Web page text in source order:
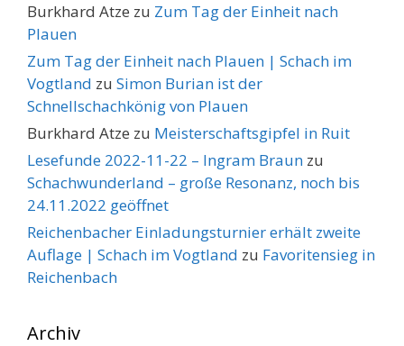
Burkhard Atze zu Zum Tag der Einheit nach
Plauen
Zum Tag der Einheit nach Plauen | Schach im
Vogtland zu Simon Burian ist der
Schnellschachkönig von Plauen
Burkhard Atze zu Meisterschaftsgipfel in Ruit
Lesefunde 2022-11-22 – Ingram Braun zu
Schachwunderland – große Resonanz, noch bis
24.11.2022 geöffnet
Reichenbacher Einladungsturnier erhält zweite
Auflage | Schach im Vogtland zu Favoritensieg in
Reichenbach
Archiv